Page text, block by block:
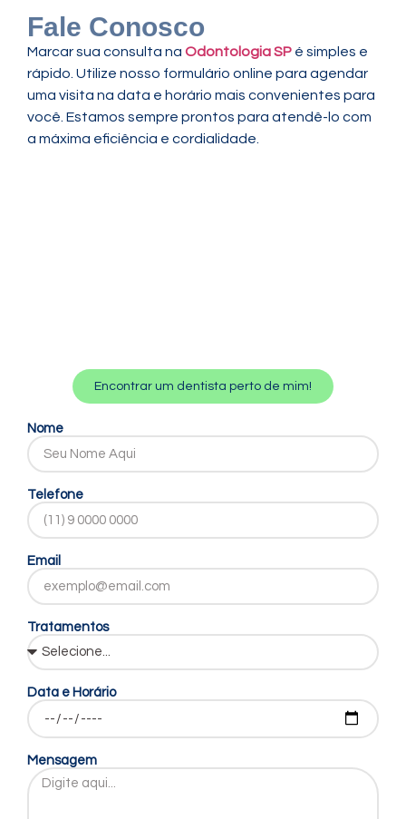
Fale Conosco
Marcar sua consulta na Odontologia SP é simples e
rápido. Utilize nosso formulário online para agendar
uma visita na data e horário mais convenientes para
você. Estamos sempre prontos para atendê-lo com
a máxima eficiência e cordialidade.
Encontrar um dentista perto de mim!
Nome
Telefone
Email
Tratamentos
Data e Horário
Mensagem